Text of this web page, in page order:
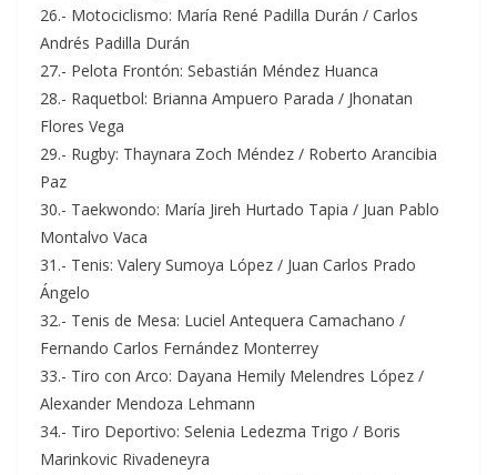
26.- Motociclismo: María René Padilla Durán / Carlos
Andrés Padilla Durán
27.- Pelota Frontón: Sebastián Méndez Huanca
28.- Raquetbol: Brianna Ampuero Parada / Jhonatan
Flores Vega
29.- Rugby: Thaynara Zoch Méndez / Roberto Arancibia
Paz
30.- Taekwondo: María Jireh Hurtado Tapia / Juan Pablo
Montalvo Vaca
31.- Tenis: Valery Sumoya López / Juan Carlos Prado
Ángelo
32.- Tenis de Mesa: Luciel Antequera Camachano /
Fernando Carlos Fernández Monterrey
33.- Tiro con Arco: Dayana Hemily Melendres López /
Alexander Mendoza Lehmann
34.- Tiro Deportivo: Selenia Ledezma Trigo / Boris
Marinkovic Rivadeneyra